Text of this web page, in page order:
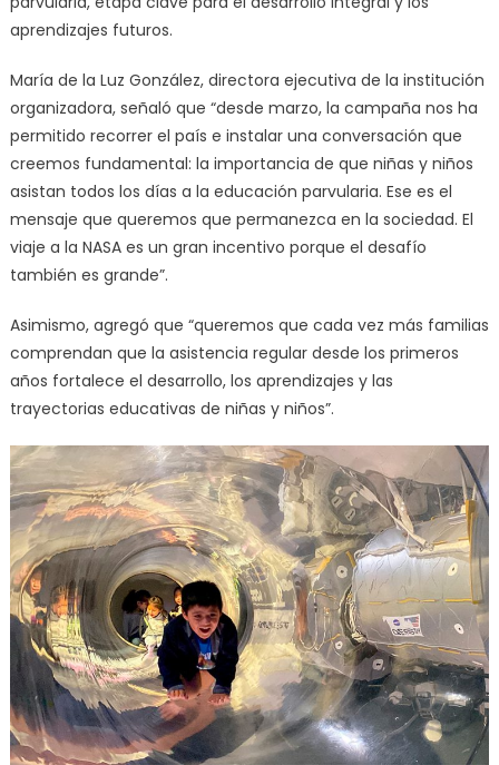
aprendizajes futuros.
María de la Luz González, directora ejecutiva de la institución
organizadora, señaló que “desde marzo, la campaña nos ha
permitido recorrer el país e instalar una conversación que
creemos fundamental: la importancia de que niñas y niños
asistan todos los días a la educación parvularia. Ese es el
mensaje que queremos que permanezca en la sociedad. El
viaje a la NASA es un gran incentivo porque el desafío
también es grande”.
Asimismo, agregó que “queremos que cada vez más familias
comprendan que la asistencia regular desde los primeros
años fortalece el desarrollo, los aprendizajes y las
trayectorias educativas de niñas y niños”.